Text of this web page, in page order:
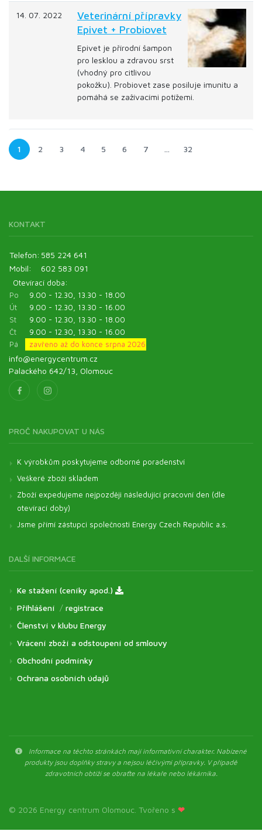
14. 07. 2022
Veterinární přípravky
Epivet + Probiovet
Epivet je přírodní šampon
pro lesklou a zdravou srst
(vhodný pro citlivou
pokožku). Probiovet zase posiluje imunitu a
pomáhá se zažívacími potížemi.
1 2 3 4 5 6 7 … 32
KONTAKT
Telefon: 585 224 641
Mobil:
602 583 091
Otevírací doba:
Po
9.00 - 12.30, 13.30 - 18.00
Út
9.00 - 12.30, 13.30 - 16.00
St
9.00 - 12.30, 13.30 - 18.00
Čt
9.00 - 12.30, 13.30 - 16.00
Pá
zavřeno až do konce srpna 2026
info@energycentrum.cz
Palackého 642/13, Olomouc
PROČ NAKUPOVAT U NÁS
K výrobkům poskytujeme odborné poradenství
Veškeré zboží skladem
Zboží expedujeme nejpozději následující pracovní den (dle
otevírací doby)
Jsme přímí zástupci společnosti Energy Czech Republic a.s.
DALŠÍ INFORMACE
Ke stažení (ceníky apod.)
Přihlášení / registrace
Členství v klubu Energy
Vrácení zboží a odstoupení od smlouvy
Obchodní podmínky
Ochrana osobních údajů
Informace na těchto stránkách mají informativní charakter. Nabízené
produkty jsou doplňky stravy a nejsou léčivými přípravky. V případě
zdravotních obtíží se obraťte na lékaře nebo lékárníka.
© 2026 Energy centrum Olomouc. Tvořeno s ❤